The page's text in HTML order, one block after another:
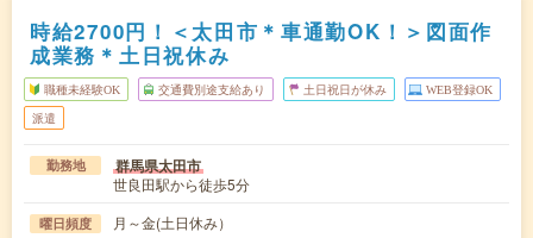
時給2700円！＜太田市＊車通勤OK！＞図面作
成業務＊土日祝休み
職種未経験OK 交通費別途支給あり 土日祝日が休み WEB登録OK
派遣
勤務地 群馬県太田市
世良田駅から徒歩5分
曜日頻度 月～金(土日休み）